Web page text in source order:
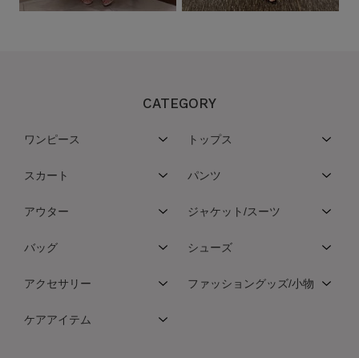
CATEGORY
ワンピース トップス
スカート パンツ
アウター ジャケット/スーツ
バッグ シューズ
アクセサリー ファッショングッズ/小物
ケアアイテム